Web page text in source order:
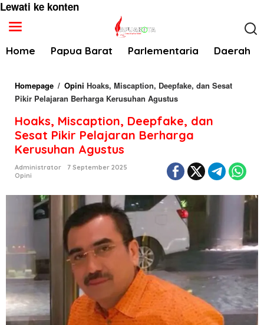
Lewati ke konten
Home Papua Barat Parlementaria Daerah
Homepage / Opini Hoaks, Miscaption, Deepfake, dan Sesat
Pikir Pelajaran Berharga Kerusuhan Agustus
Hoaks, Miscaption, Deepfake, dan
Sesat Pikir Pelajaran Berharga
Kerusuhan Agustus
Administrator
7 September 2025
Opini